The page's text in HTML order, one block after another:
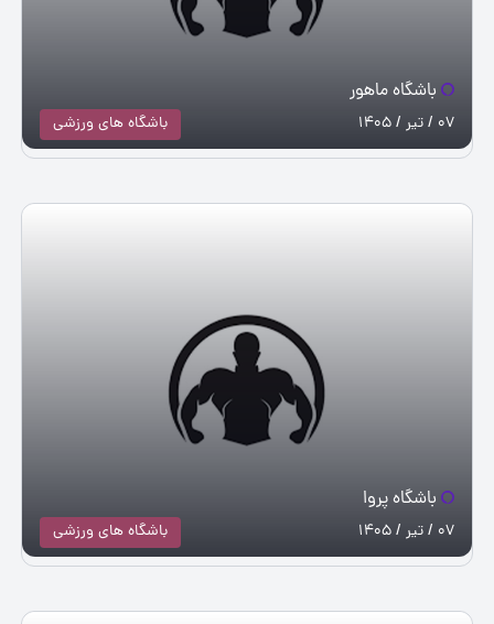
باشگاه ماهور
باشگاه های ورزشی 07 / تیر / 1405
باشگاه پروا
باشگاه های ورزشی 07 / تیر / 1405